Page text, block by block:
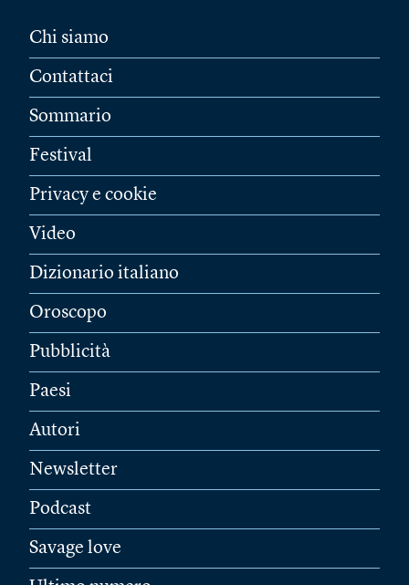
Chi siamo
Contattaci
Sommario
Festival
Privacy e cookie
Video
Dizionario italiano
Oroscopo
Pubblicità
Paesi
Autori
Newsletter
Podcast
Savage love